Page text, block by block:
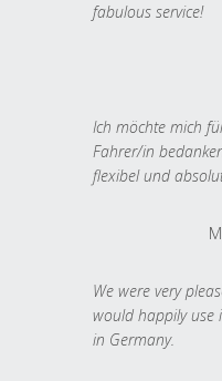
fabulous service!
Ich möchte mich
Fahrer/in
flexibel und
We were very
would happily use
in Germany.